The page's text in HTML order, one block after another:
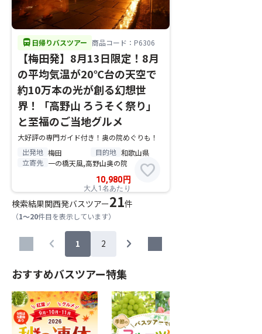
directions_bus 日帰りバスツアー 商品コード：P6306
【梅田発】8月13日限定！8月
の平均気温が20℃台の天空で
約10万本の光が創る幻想世
界！「高野山 ろうそく祭り」
と至福のご当地グルメ
大好評の専門ガイド付き！奥の院めぐりも！
出発地 梅田 目的地 和歌山県
立寄先 一の橋天風,高野山奥の院
10,980 円
大人1名あたり
favorite
検索結果関西発バスツアー21件
（1～20件目を表示しています）
chevron_left 1 2 chevron_right
おすすめバスツアー特集